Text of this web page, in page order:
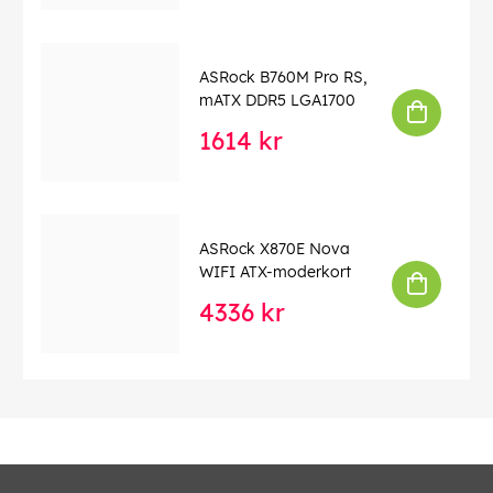
Ljudkort: 7.1 CH HD Audio Content Protection (Realtek
ALC4082 Audio Codec), Nahimic Audio
1 x vertikal M.2-sockel (Key E), stöder typ 2230 WiFi/BT
Chipset
ASRock B760M Pro RS,
mATX DDR5 LGA1700
1614 kr
ASRock X870E Nova
WIFI ATX-moderkort
4336 kr